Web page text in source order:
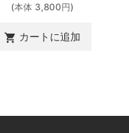
(本体 3,800円)
shopping_cart カートに追加